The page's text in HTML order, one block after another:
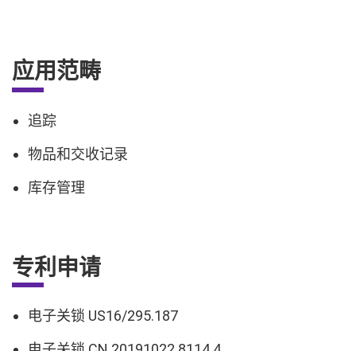
应用范畴
追踪
物品和交收记录
库存管理
专利申请
电子关锁 US16/295.187